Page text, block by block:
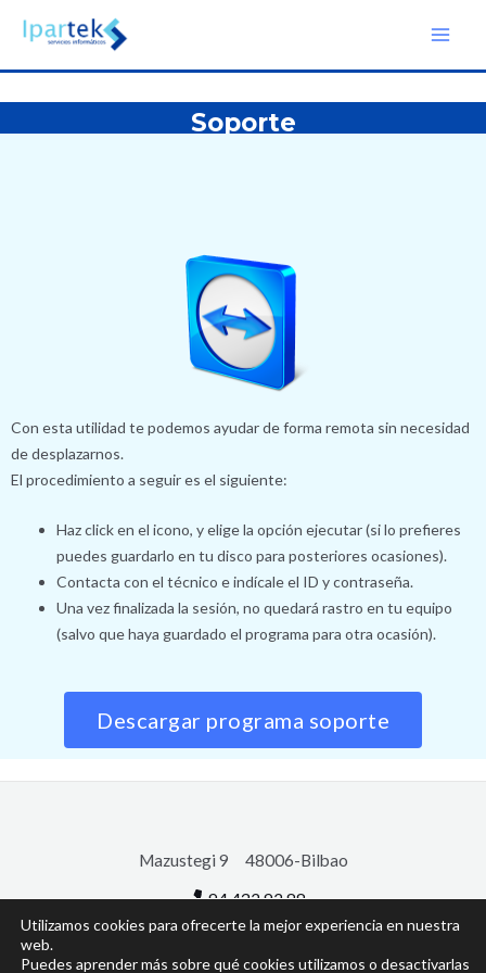
Soporte
Con esta utilidad te podemos ayudar de forma remota sin necesidad
de desplazarnos.
El procedimiento a seguir es el siguiente:
Haz click en el icono, y elige la opción ejecutar (si lo prefieres
puedes guardarlo en tu disco para posteriores ocasiones).
Contacta con el técnico e indícale el ID y contraseña.
Una vez finalizada la sesión, no quedará rastro en tu equipo
(salvo que haya guardado el programa para otra ocasión).
Descargar programa soporte
Mazustegi 9 48006-Bilbao
94 432 92 88
Copyright © 2026 Ipartek Servicios Informáticos
Utilizamos cookies para ofrecerte la mejor experiencia en nuestra
web.
Puedes aprender más sobre qué cookies utilizamos o desactivarlas